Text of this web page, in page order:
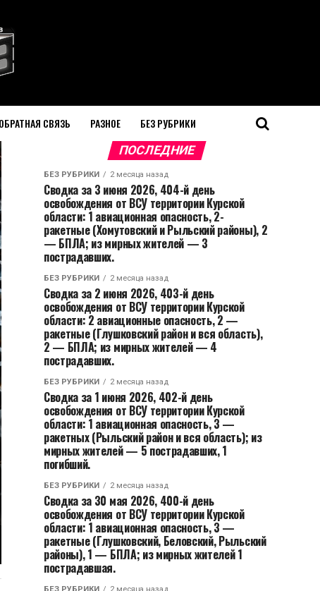
ОБРАТНАЯ СВЯЗЬ РАЗНОЕ БЕЗ РУБРИКИ
ПОСЛЕДНИЕ
БЕЗ РУБРИКИ 2 месяца назад
Сводка за 3 июня 2026, 404-й день
освобождения от ВСУ территории Курской
области: 1 авиационная опасность, 2-
ракетные (Хомутовский и Рыльский районы), 2
— БПЛА; из мирных жителей — 3
пострадавших.
БЕЗ РУБРИКИ 2 месяца назад
Сводка за 2 июня 2026, 403-й день
освобождения от ВСУ территории Курской
области: 2 авиационные опасность, 2 —
ракетные (Глушковский район и вся область),
2 — БПЛА; из мирных жителей — 4
пострадавших.
БЕЗ РУБРИКИ 2 месяца назад
Сводка за 1 июня 2026, 402-й день
освобождения от ВСУ территории Курской
области: 1 авиационная опасность, 3 —
ракетных (Рыльский район и вся область); из
мирных жителей — 5 пострадавших, 1
погибший.
БЕЗ РУБРИКИ 2 месяца назад
Сводка за 30 мая 2026, 400-й день
освобождения от ВСУ территории Курской
области: 1 авиационная опасность, 3 —
ракетные (Глушковский, Беловский, Рыльский
районы), 1 — БПЛА; из мирных жителей 1
пострадавшая.